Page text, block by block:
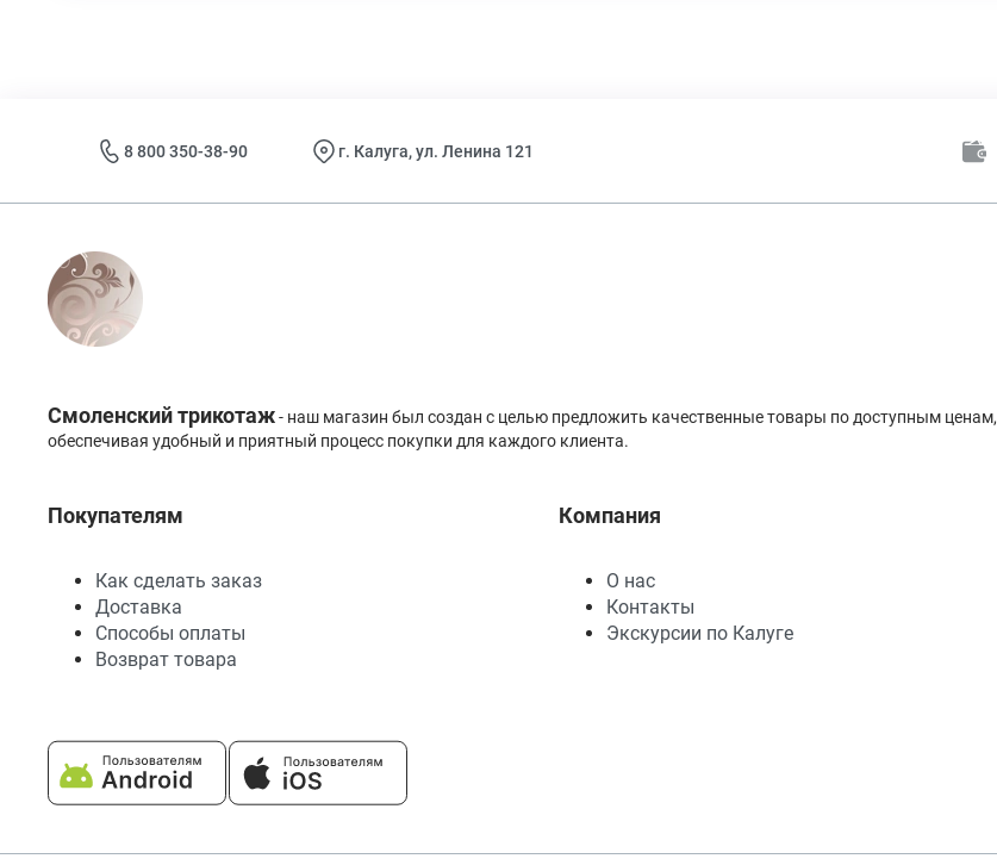
8 800 350-38-90 г. Калуга, ул. Ленина 121
Смоленский трикотаж- наш магазин был создан с целью предложить качественные товары по доступным ценам,
обеспечивая удобный и приятный процесс покупки для каждого клиента.
Покупателям
Как сделать заказ
Доставка
Способы оплаты
Возврат товара
Компания
О нас
Контакты
Экскурсии по Калуге